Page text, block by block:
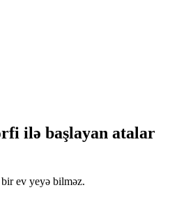
ilə başlayan atalar
bir ev yeyə bilməz.